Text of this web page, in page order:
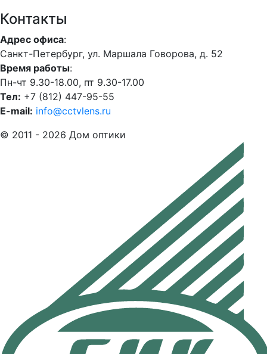
Контакты
Адрес офиса:
Санкт-Петербург, ул. Маршала Говорова, д. 52
Время работы:
Пн-чт 9.30-18.00, пт 9.30-17.00
Тел: +7 (812) 447-95-55
E-mail: info@cctvlens.ru
© 2011 - 2026 Дом оптики